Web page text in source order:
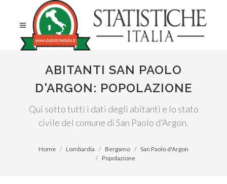
ABITANTI SAN PAOLO
D'ARGON: POPOLAZIONE
Qui sotto tutti i dati degli abitanti e lo stato
civile del comune di San Paolo d'Argon.
Home Lombardia Bergamo
San Paolo d'Argon
Popolazione